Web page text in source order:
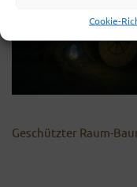
Cookie-
Geschützter Raum-